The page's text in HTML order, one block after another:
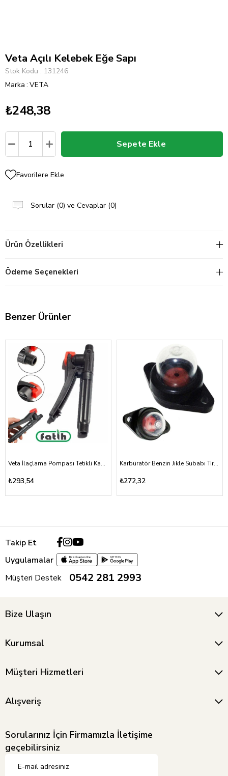
Veta Açılı Kelebek Eğe Sapı
Stok Kodu
131246
Marka : VETA
₺248,38
Favorilere Ekle
Sorular (0) ve Cevaplar (0)
Ürün Özellikleri
Ödeme Seçenekleri
Benzer Ürünler
Veta İlaçlama Pompası Tetikli Kabze Akülü, Mekanik 16A, 16T
₺293,54
Karbüratör Benzin Jikle Subabı Tırpan ve Testere Vidalı Tip
₺272,32
Takip Et
Uygulamalar
Müşteri Destek
0542 281 2993
Bize Ulaşın
Kurumsal
Müşteri Hizmetleri
Alışveriş
Sorularınız İçin Firmamızla İletişime
geçebilirsiniz